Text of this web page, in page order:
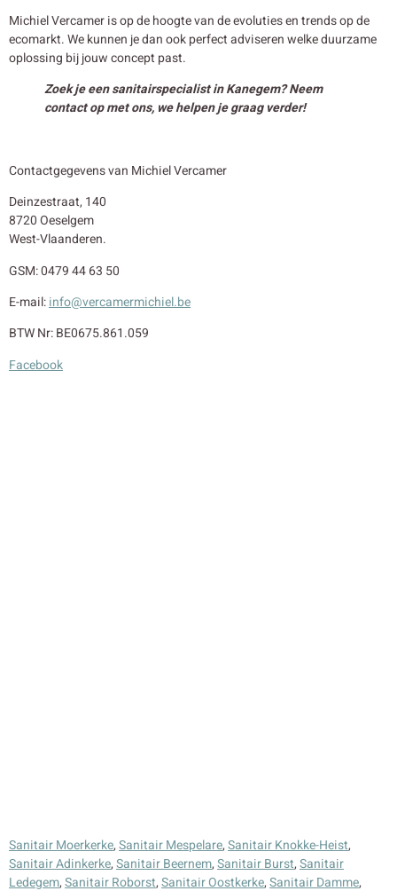
Michiel Vercamer is op de hoogte van de evoluties en trends op de
ecomarkt. We kunnen je dan ook perfect adviseren welke duurzame
oplossing bij jouw concept past.
Zoek je een sanitairspecialist in Kanegem? Neem
contact op met ons, we helpen je graag verder!
Contactgegevens van Michiel Vercamer
Deinzestraat, 140
8720 Oeselgem
West-Vlaanderen.
GSM: 0479 44 63 50
E-mail:info@vercamermichiel.be
BTW Nr: BE0675.861.059
Facebook
Sanitair Moerkerke,Sanitair Mespelare,Sanitair Knokke-Heist,
Sanitair Adinkerke,Sanitair Beernem,Sanitair Burst,Sanitair
Ledegem,Sanitair Roborst,Sanitair Oostkerke,Sanitair Damme,